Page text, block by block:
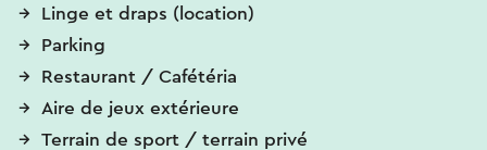
Linge et draps (location)
Parking
Restaurant / Cafétéria
Aire de jeux extérieure
Terrain de sport / terrain privé